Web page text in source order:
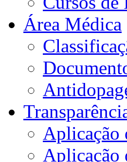
Área Médica
Aplicação
Aplicação